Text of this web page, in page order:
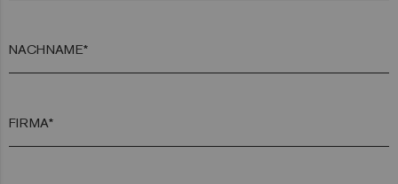
NACHNAME*
FIRMA*